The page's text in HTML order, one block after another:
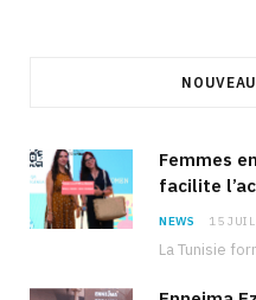
Femmes
facilite
NEWS 15